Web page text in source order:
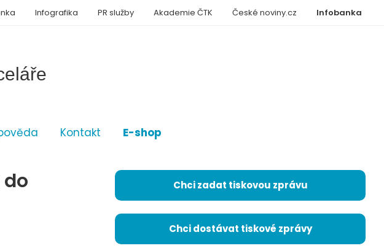
Kontakt E-shop
Infobanka
Infografika PR služby Akademie ČTK České noviny.cz
Chci zadat tiskovou zprávu
Chci dostávat tiskové zprávy